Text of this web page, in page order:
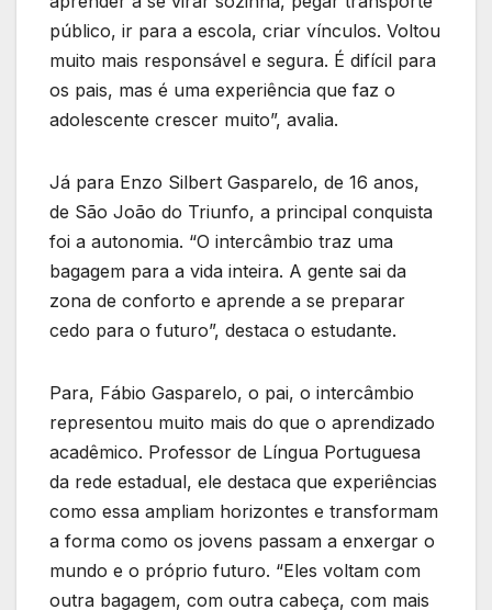
público, ir para a escola, criar vínculos. Voltou
muito mais responsável e segura. É difícil para
os pais, mas é uma experiência que faz o
adolescente crescer muito”, avalia.
Já para Enzo Silbert Gasparelo, de 16 anos,
de São João do Triunfo, a principal conquista
foi a autonomia. “O intercâmbio traz uma
bagagem para a vida inteira. A gente sai da
zona de conforto e aprende a se preparar
cedo para o futuro”, destaca o estudante.
Para, Fábio Gasparelo, o pai, o intercâmbio
representou muito mais do que o aprendizado
acadêmico. Professor de Língua Portuguesa
da rede estadual, ele destaca que experiências
como essa ampliam horizontes e transformam
a forma como os jovens passam a enxergar o
mundo e o próprio futuro. “Eles voltam com
outra bagagem, com outra cabeça, com mais